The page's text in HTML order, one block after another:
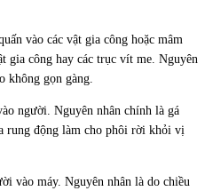
vào các vật gia công hoặc mâm
gia công hay các trục vít me. Nguyên
không gọn gàng.
người. Nguyên nhân chính là gá
rung động làm cho phôi rời khỏi vị
vào máy. Nguyên nhân là do chiều